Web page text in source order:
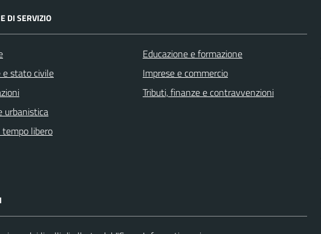
DI SERVIZIO
e stato civile
urbanistica
libero
Educazione e formazione
Imprese e commercio
Tributi, finanze e contravvenzioni